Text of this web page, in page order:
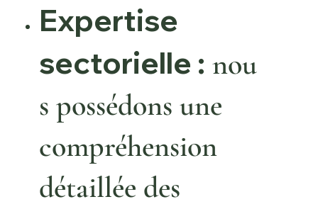
Expertise
sectorielle : nou
s possédons une
compréhension
détaillée des